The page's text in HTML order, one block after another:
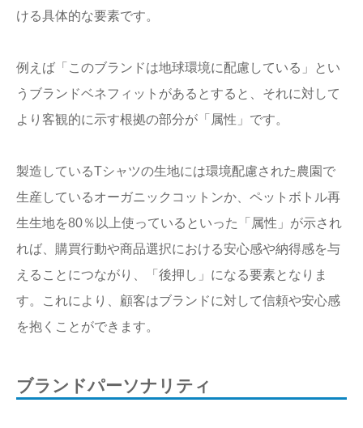
ける具体的な要素です。
例えば「このブランドは地球環境に配慮している」とい
うブランドベネフィットがあるとすると、それに対して
より客観的に示す根拠の部分が「属性」です。
製造しているTシャツの生地には環境配慮された農園で
生産しているオーガニックコットンか、ペットボトル再
生生地を80％以上使っているといった「属性」が示され
れば、購買行動や商品選択における安心感や納得感を与
えることにつながり、「後押し」になる要素となりま
す。これにより、顧客はブランドに対して信頼や安心感
を抱くことができます。
ブランドパーソナリティ